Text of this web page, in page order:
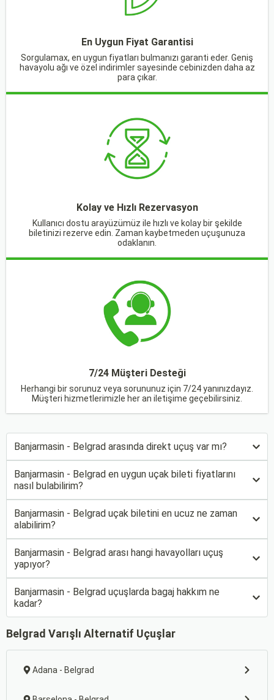
En Uygun Fiyat Garantisi
Sorgulamax, en uygun fiyatları bulmanızı garanti eder. Geniş
havayolu ağı ve özel indirimler sayesinde cebinizden daha az
para çıkar.
Kolay ve Hızlı Rezervasyon
Kullanıcı dostu arayüzümüz ile hızlı ve kolay bir şekilde
biletinizi rezerve edin. Zaman kaybetmeden uçuşunuza
odaklanın.
7/24 Müşteri Desteği
Herhangi bir sorunuz veya sorununuz için 7/24 yanınızdayız.
Müşteri hizmetlerimizle her an iletişime geçebilirsiniz.
Banjarmasin - Belgrad arasında direkt uçuş var mı?
Banjarmasin - Belgrad en uygun uçak bileti fiyatlarını
nasıl bulabilirim?
Banjarmasin - Belgrad uçak biletini en ucuz ne zaman
alabilirim?
Banjarmasin - Belgrad arası hangi havayolları uçuş
yapıyor?
Banjarmasin - Belgrad uçuşlarda bagaj hakkım ne
kadar?
Belgrad Varışlı Alternatif Uçuşlar
Adana - Belgrad